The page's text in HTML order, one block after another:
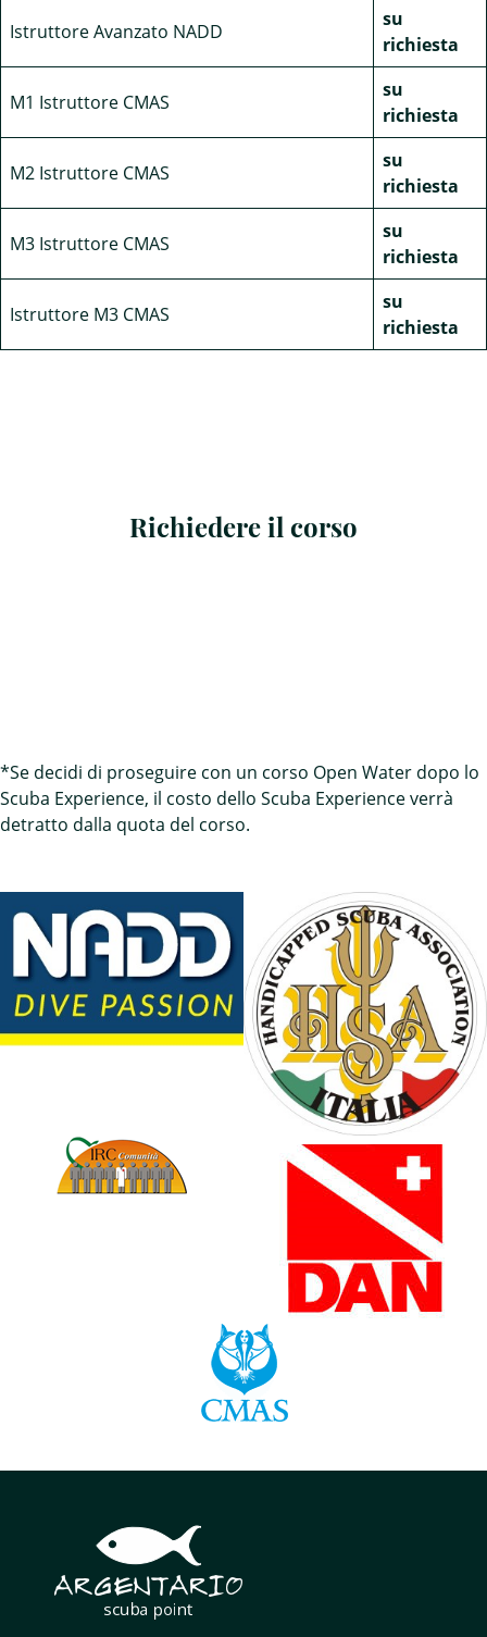
Istruttore Avanzato NADD
su
richiesta
M1 Istruttore CMAS
su
richiesta
M2 Istruttore CMAS
su
richiesta
M3 Istruttore CMAS
su
richiesta
Istruttore M3 CMAS
su
richiesta
Richiedere il corso
*Se decidi di proseguire con un corso Open Water dopo lo
Scuba Experience, il costo dello Scuba Experience verrà
detratto dalla quota del corso.